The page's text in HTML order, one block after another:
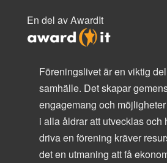
En del av AwardIt
Föreningslivet är en viktig
samhälle. Det skapar
engagemang och
i alla åldrar att utvecklas och
driva en förening kräver
det en utmaning att få